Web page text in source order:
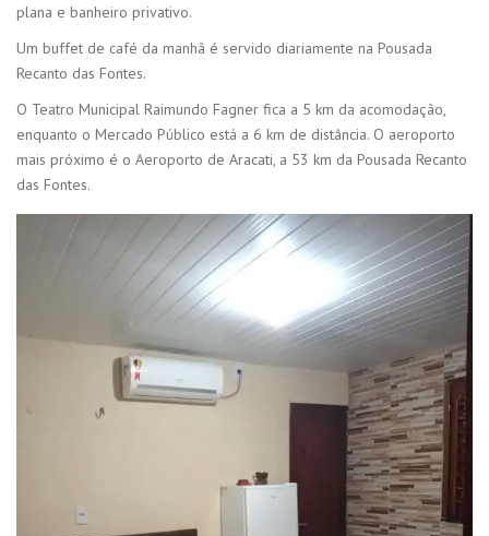
plana e banheiro privativo.
Um buffet de café da manhã é servido diariamente na Pousada
Recanto das Fontes.
O Teatro Municipal Raimundo Fagner fica a 5 km da acomodação,
enquanto o Mercado Público está a 6 km de distância. O aeroporto
mais próximo é o Aeroporto de Aracati, a 53 km da Pousada Recanto
das Fontes.